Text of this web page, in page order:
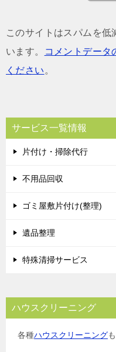
このサイトはスパムを
います。
コメントデータ
ください 。
サービス一覧情報
片付け・掃除代行
不用品回収
ゴミ屋敷片付け(整理)
遺品整理
特殊清掃サービス
ハウスクリーニング
各種ハウスクリーニング